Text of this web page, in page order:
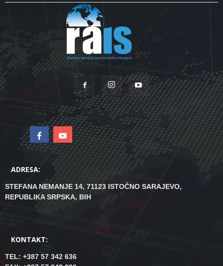
ADRESA:
STEFANA NEMANJE 14, 71123 ISTOČNO SARAJEVO,
REPUBLIKA SRPSKA, BIH
KONTAKT:
TEL: +387 57 342 636